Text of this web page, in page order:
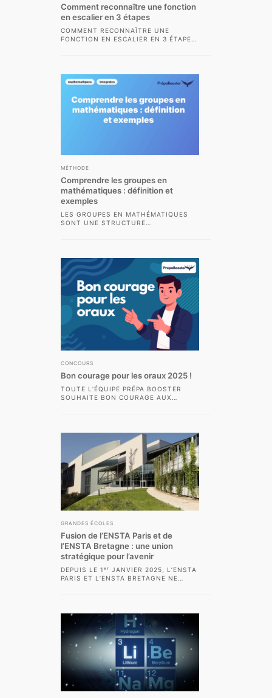
Comment reconnaître une fonction
en escalier en 3 étapes
COMMENT RECONNAÎTRE UNE
FONCTION EN ESCALIER EN 3 ÉTAPES
MÉTHODE
Comprendre les groupes en
mathématiques : définition et
exemples
LES GROUPES EN MATHÉMATIQUES
SONT UNE STRUCTURE
CONCOURS
Bon courage pour les oraux 2025 !
TOUTE L’ÉQUIPE PRÉPA BOOSTER
SOUHAITE BON COURAGE AUX
GRANDES ÉCOLES
Fusion de l’ENSTA Paris et de
l’ENSTA Bretagne : une union
stratégique pour l’avenir
DEPUIS LE 1ᵉʳ JANVIER 2025, L’ENSTA
PARIS ET L’ENSTA BRETAGNE NE